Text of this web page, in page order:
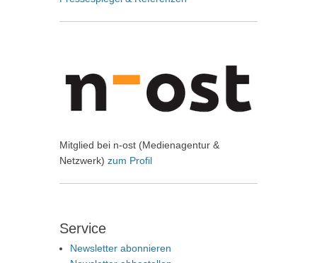
Mitglied bei n-ost (Medienagentur &
Netzwerk) zum Profil
Service
Newsletter abonnieren